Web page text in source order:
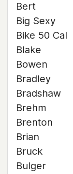
Bert
Big Sexy
Bike 50 Cal
Blake
Bowen
Bradley
Bradshaw
Brehm
Brenton
Brian
Bruck
Bulger